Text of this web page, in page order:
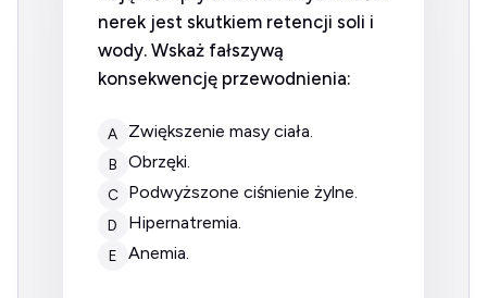
nerek jest skutkiem retencji soli i
wody. Wskaż fałszywą
konsekwencję przewodnienia:
A zwiększenie masy ciała.
B obrzęki.
C podwyższone ciśnienie żylne.
D hipernatremia.
E anemia.